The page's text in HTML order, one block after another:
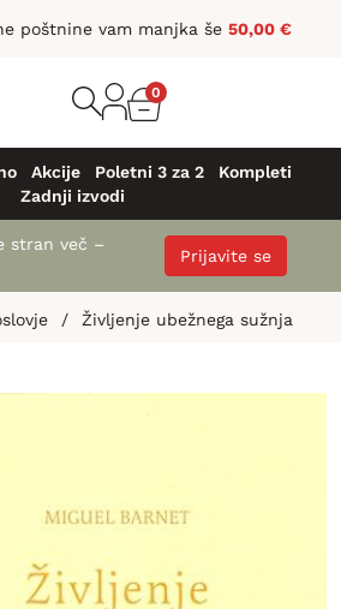
poštnine vam manjka še 50,00 €
0
Akcije Poletni 3 za 2
Kompleti
Zadnji izvodi
stran več –
Prijavite se
/ Življenje ubežnega sužnja